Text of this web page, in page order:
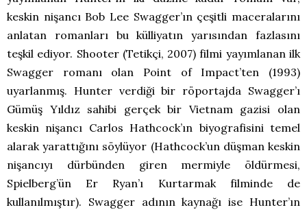
keskin nişancı Bob Lee Swagger’ın çeşitli maceralarını
anlatan romanları bu külliyatın yarısından fazlasını
teşkil ediyor. Shooter (Tetikçi, 2007) filmi yayımlanan ilk
Swagger romanı olan Point of Impact’ten (1993)
uyarlanmış. Hunter verdiği bir röportajda Swagger’ı
Gümüş Yıldız sahibi gerçek bir Vietnam gazisi olan
keskin nişancı Carlos Hathcock’ın biyografisini temel
alarak yarattığını söylüyor (Hathcock’un düşman keskin
nişancıyı dürbünden giren mermiyle öldürmesi,
Spielberg’ün Er Ryan’ı Kurtarmak filminde de
kullanılmıştır). Swagger adının kaynağı ise Hunter’ın